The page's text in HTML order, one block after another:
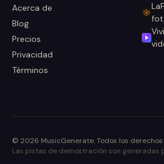
Acerca de
Blog
Precios
Privacidad
Términos
© 2026 MusicGenerate.Todos los
Las pistas de demostración son generadas